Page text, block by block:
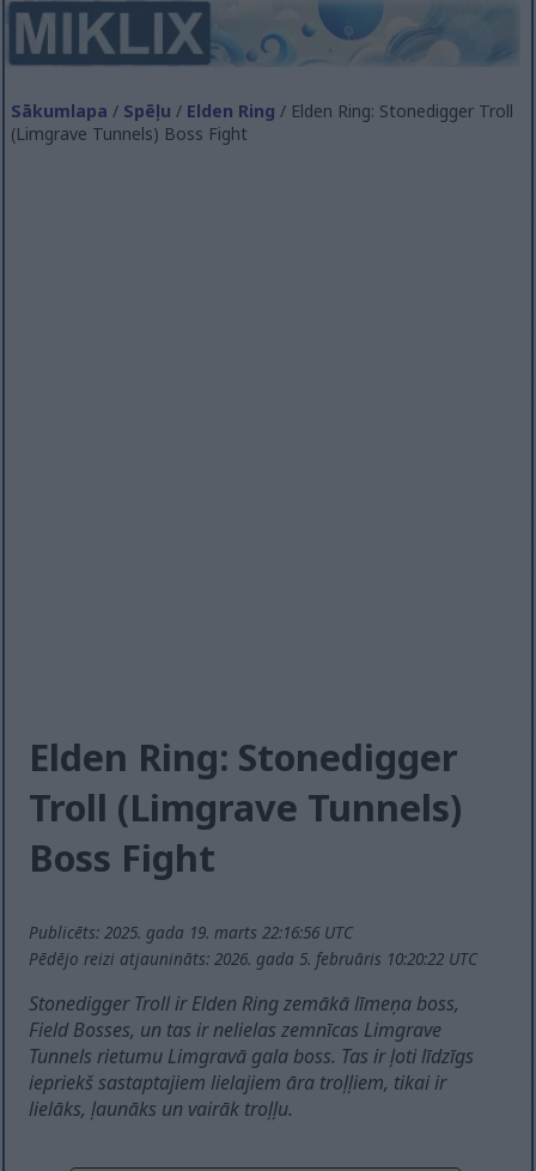
Sākumlapa / Spēļu / Elden Ring / Elden Ring: Stonedigger Troll
(Limgrave Tunnels) Boss Fight
Elden Ring: Stonedigger
Troll (Limgrave Tunnels)
Boss Fight
Publicēts: 2025. gada 19. marts 22:16:56 UTC
Pēdējo reizi atjaunināts: 2026. gada 5. februāris 10:20:22 UTC
Stonedigger Troll ir Elden Ring zemākā līmeņa boss,
Field Bosses, un tas ir nelielas zemnīcas Limgrave
Tunnels rietumu Limgravā gala boss. Tas ir ļoti līdzīgs
iepriekš sastaptajiem lielajiem āra troļļiem, tikai ir
lielāks, ļaunāks un vairāk troļļu.